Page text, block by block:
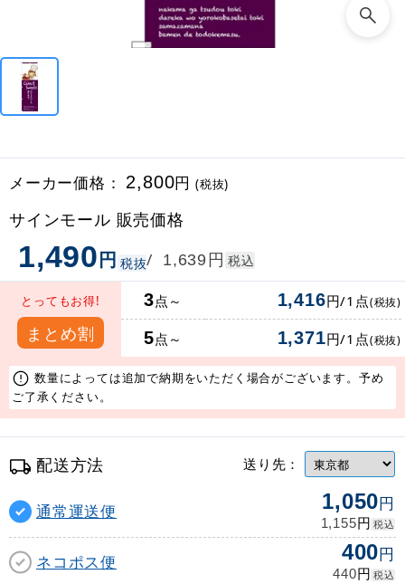
メーカー価格： 2,800円(税抜)
サインモール 販売価格
1,490円 税抜/ 1,639円 税込
とってもお得!
まとめ割
3点～ 1,416円/1点(税抜)
5点～ 1,371円/1点(税抜)
数量によっては追加で納期をいただく場合がございます。予め
ご了承ください。
配送方法 送り先：
通常運送便 1,050円
1,155円 税込
ネコポス便 400円
440円 税込